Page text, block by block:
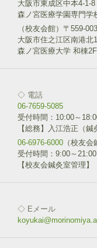
大阪市東成区中本4-1-8
森ノ宮医療学園専門学
（校友会館）〒559-
大阪市住之江区南港北
森ノ宮医療大学 和棟2F
◇ 電話
06-7659-5085
受付時間：10:00～
【総務】入江浩正（鍼
06-6976-6000 （校友会
受付時間：9:00～
【校友会鍼灸室管理
◇ Eメール